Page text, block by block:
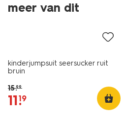
meer van dit
sale
kinderjumpsuit seersucker ruit
bruin
15.99
11.
19